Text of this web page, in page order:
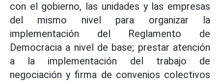
con el gobierno, las unidades y las empresas
del mismo nivel para organizar la
implementación del Reglamento de
Democracia a nivel de base; prestar atención
a la implementación del trabajo de
negociación y firma de convenios colectivos